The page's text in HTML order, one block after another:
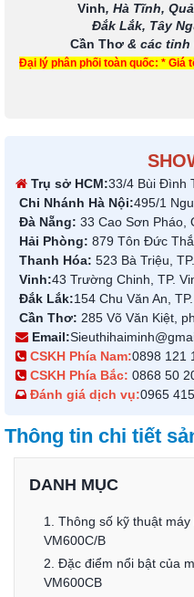
Vinh, Hà Tĩnh,
Đắk Lắk, Tây
Cần Thơ & các tỉnh
Đại lý phân phối toàn quốc: *
Trụ sở HCM:33/4 Bùi Đình
Chi Nhánh Hà Nội:495/1
Đà Nẵng: 33 Cao Sơn Pháo,
Hải Phòng: 879 Tôn Đức
Thanh Hóa: 523 Bà Triệu,
Vinh:43 Trường Chinh, TP.
Đắk Lắk:154 Chu Văn An,
Cần Thơ: 285 Võ Văn Kiệt,
Email:
CSKH Phía Nam:0898 121
CSKH Phía Bắc: 0868 50
Đánh giá dịch vụ:0965
Thông tin chi tiết
DANH MỤC
1. Thông số kỹ thuật
VM600C/B
2. Đặc điểm nổi bật của
VM600CB